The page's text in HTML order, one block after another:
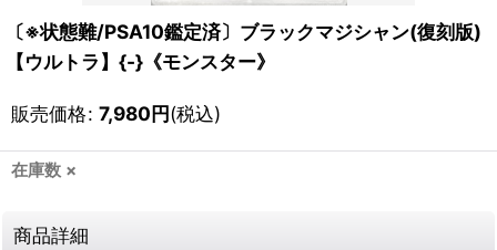
〔※状態難/PSA10鑑定済〕ブラックマジシャン(復刻版)
【ウルトラ】{-}《モンスター》
販売価格: 7,980円(税込)
在庫数 ×
商品詳細